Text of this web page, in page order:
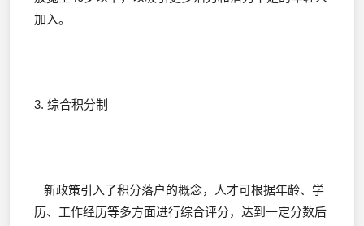
加入。
3. 综合积分制
新政策引入了积分落户的概念，人才可根据年龄、学
历、工作经历等多方面进行综合评分，达到一定分数后